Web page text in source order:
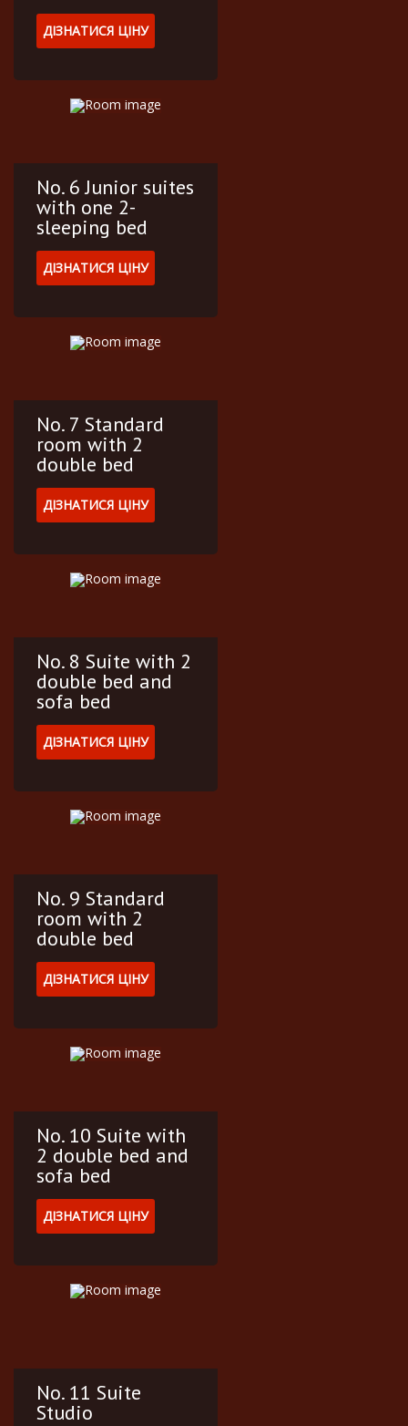
ДІЗНАТИСЯ ЦІНУ
No. 6 Junior suites
with one 2-
sleeping bed
ДІЗНАТИСЯ ЦІНУ
No. 7 Standard
room with 2
double bed
ДІЗНАТИСЯ ЦІНУ
No. 8 Suite with 2
double bed and
sofa bed
ДІЗНАТИСЯ ЦІНУ
No. 9 Standard
room with 2
double bed
ДІЗНАТИСЯ ЦІНУ
No. 10 Suite with
2 double bed and
sofa bed
ДІЗНАТИСЯ ЦІНУ
No. 11 Suite
Studio